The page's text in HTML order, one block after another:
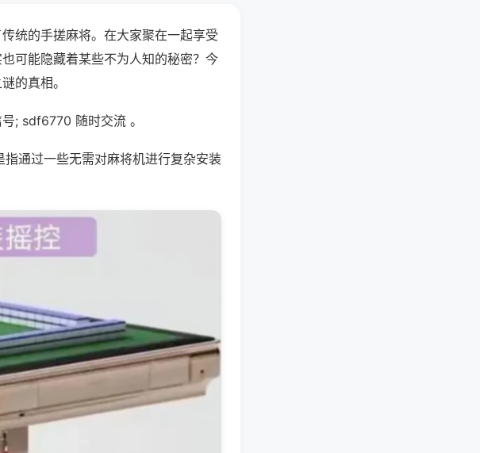
统的手搓麻将。在大家聚在一起享受
可能隐藏着某些不为人知的秘密？今
的真相。
; sdf6770 随时交流 。
通过一些无需对麻将机进行复杂安装